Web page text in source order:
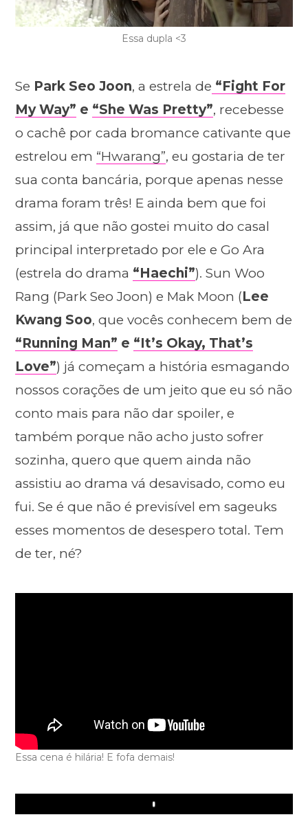
Essa dupla <3
Se Park Seo Joon, a estrela de “Fight For
My Way” e “She Was Pretty”, recebesse
o cachê por cada bromance cativante que
estrelou em “Hwarang”, eu gostaria de ter
sua conta bancária, porque apenas nesse
drama foram três! E ainda bem que foi
assim, já que não gostei muito do casal
principal interpretado por ele e Go Ara
(estrela do drama “Haechi”). Sun Woo
Rang (Park Seo Joon) e Mak Moon (Lee
Kwang Soo, que vocês conhecem bem de
“Running Man” e “It’s Okay, That’s
Love”) já começam a história esmagando
nossos corações de um jeito que eu só não
conto mais para não dar spoiler, e
também porque não acho justo sofrer
sozinha, quero que quem ainda não
assistiu ao drama vá desavisado, como eu
fui. Se é que não é previsível em sageuks
esses momentos de desespero total. Tem
de ter, né?
Essa cena é hilária! E fofa demais!
Play